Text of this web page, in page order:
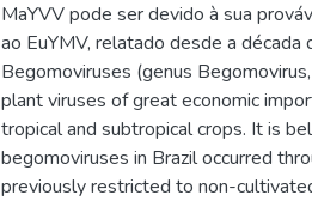
MaYVV pode ser devido à sua
ao EuYMV, relatado desde a
Begomoviruses (genus
plant viruses of great economic
tropical and subtropical crops. It is
begomoviruses in Brazil occurred
previously restricted to non-